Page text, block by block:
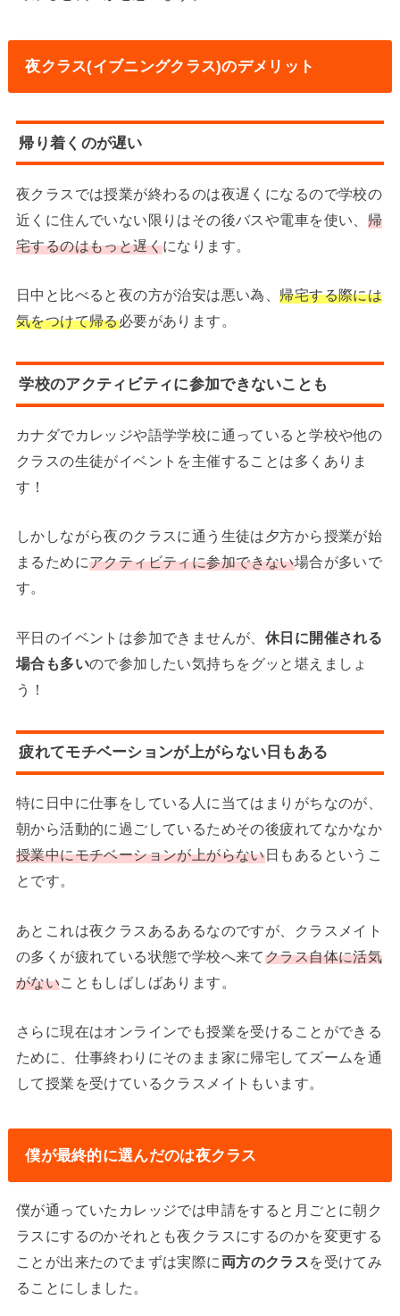
夜クラス(イブニングクラス)のデメリット
帰り着くのが遅い
夜クラスでは授業が終わるのは夜遅くになるので学校の
近くに住んでいない限りはその後バスや電車を使い、 帰
宅するのはもっと遅くになります。
日中と比べると夜の方が治安は悪い為、帰宅する際には
気をつけて帰る必要があります。
学校のアクティビティに参加できないことも
カナダでカレッジや語学学校に通っていると学校や他の
クラスの生徒がイベントを主催することは多くありま
す！
しかしながら夜のクラスに通う生徒は夕方から授業が始
まるためにアクティビティに参加できない場合が多いで
す。
平日のイベントは参加できませんが、 休日に開催される
場合も多いので参加したい気持ちをグッと堪えましょ
う！
疲れてモチベーションが上がらない日もある
特に日中に仕事をしている人に当てはまりがちなのが、
朝から活動的に過ごしているためその後疲れてなかなか
授業中にモチベーションが上がらない日もあるというこ
とです。
あとこれは夜クラスあるあるなのですが、クラスメイト
の多くが疲れている状態で学校へ来てクラス自体に活気
がないこともしばしばあります。
さらに現在はオンラインでも授業を受けることができる
ために、仕事終わりにそのまま家に帰宅してズームを通
して授業を受けているクラスメイトもいます。
僕が最終的に選んだのは夜クラス
僕が通っていたカレッジでは申請をすると月ごとに朝ク
ラスにするのかそれとも夜クラスにするのかを変更する
ことが出来たのでまずは実際に 両方のクラスを受けてみ
ることにしました。